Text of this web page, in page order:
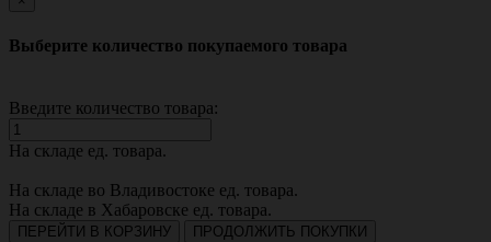
Выберите количество покупаемого товара
Введите количество товара:
На складе ед. товара.
На складе во Владивостоке ед. товара.
На складе в Хабаровске ед. товара.
ПЕРЕЙТИ В КОРЗИНУ ПРОДОЛЖИТЬ ПОКУПКИ